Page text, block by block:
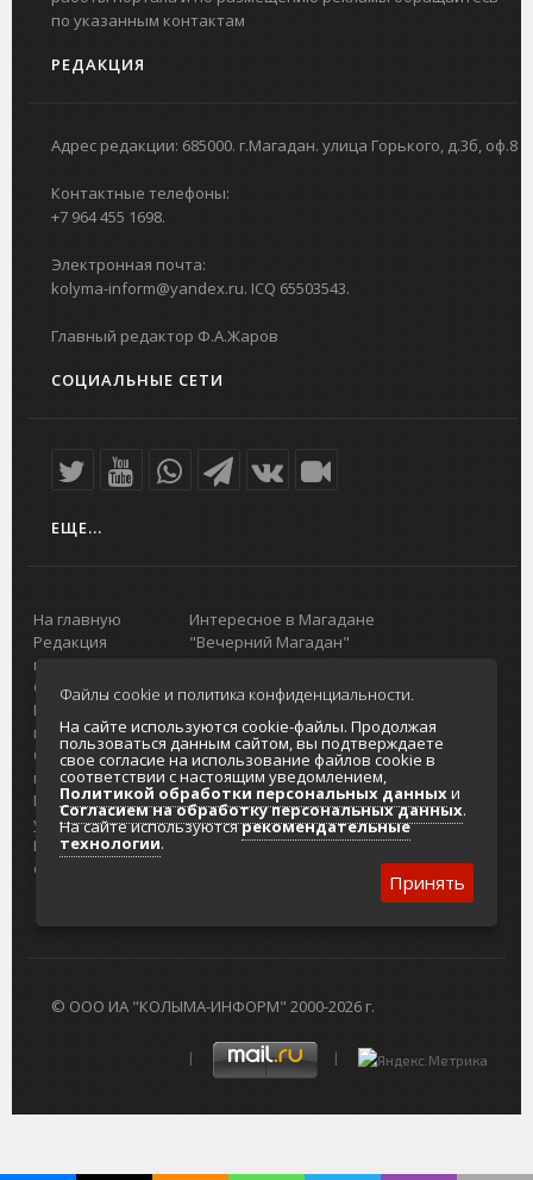
по указанным контактам
РЕДАКЦИЯ
Адрес редакции: 685000. г.Магадан. улица Горького, д.3б, оф.8
Контактные телефоны:
+7 964 455 1698.
Электронная почта:
kolyma-inform@yandex.ru. ICQ 65503543.
Главный редактор Ф.А.Жаров
СОЦИАЛЬНЫЕ СЕТИ
ЕЩЕ...
На главную
Редакция
портала
О проекте
Реклама на
портале
Отзывы и
предложения
Интернет-
услуги
Разработка
сайтов
Интересное в Магадане
"Вечерний Магадан"
Городская доска объявлений
Реклама
Главный туристический портал
Колымы
Политика в отношении обработки
персональных данных
Согласие на обработку персональных
данных
© ООО ИА "КОЛЫМА-ИНФОРМ" 2000-2026 г.
Файлы cookie и политика конфиденциальности.
На сайте используются cookie-файлы. Продолжая
пользоваться данным сайтом, вы подтверждаете
свое согласие на использование файлов cookie в
соответствии с настоящим уведомлением,
Политикой обработки персональных данныхи
Согласием на обработку персональных данных.
На сайте используютсярекомендательные
технологии.
Принять